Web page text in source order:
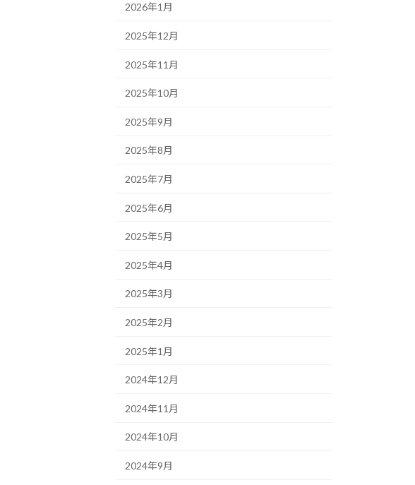
2026年1月
2025年12月
2025年11月
2025年10月
2025年9月
2025年8月
2025年7月
2025年6月
2025年5月
2025年4月
2025年3月
2025年2月
2025年1月
2024年12月
2024年11月
2024年10月
2024年9月